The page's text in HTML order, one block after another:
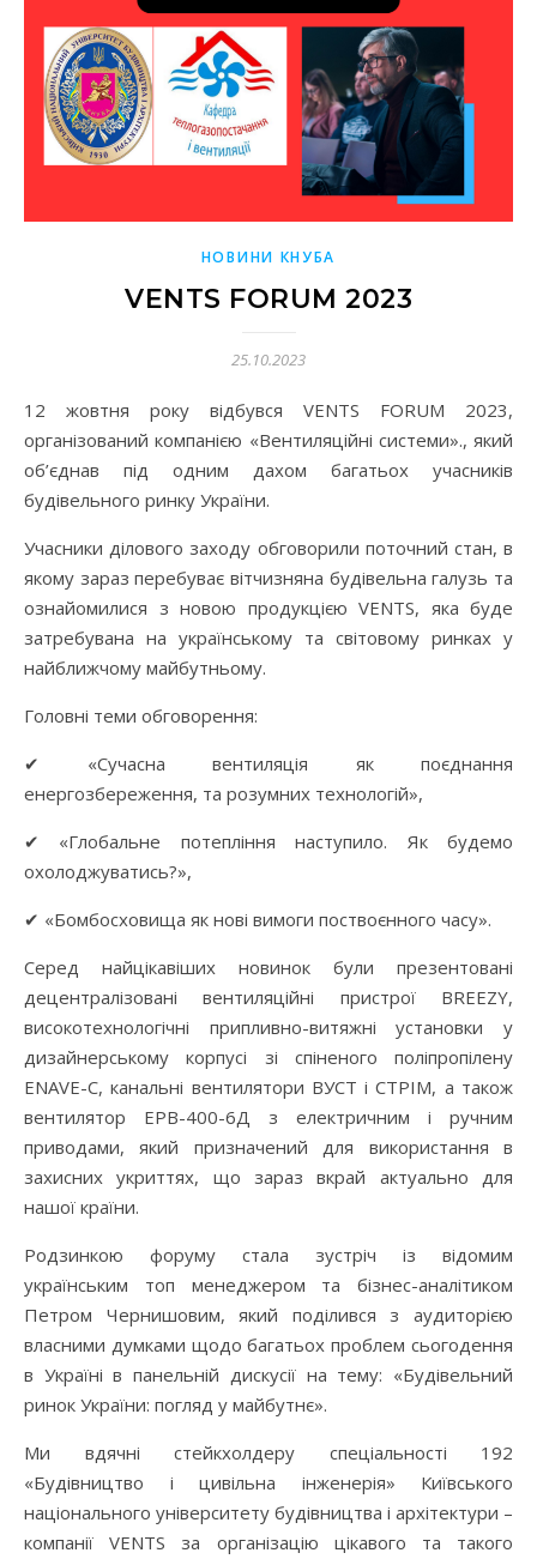
НОВИНИ КНУБА
VENTS FORUM 2023
25.10.2023
12 жовтня року відбувся VENTS FORUM 2023,
організований компанією «Вентиляційні системи»., який
об’єднав під одним дахом багатьох учасників
будівельного ринку України.
Учасники ділового заходу обговорили поточний стан, в
якому зараз перебуває вітчизняна будівельна галузь та
ознайомилися з новою продукцією VENTS, яка буде
затребувана на українському та світовому ринках у
найближчому майбутньому.
Головні теми обговорення:
✔ «Сучасна вентиляція як поєднання
енергозбереження, та розумних технологій»,
✔ «Глобальне потепління наступило. Як будемо
охолоджуватись?»,
✔ «Бомбосховища як нові вимоги поствоєнного часу».
Серед найцікавіших новинок були презентовані
децентралізовані вентиляційні пристрої BREEZY,
високотехнологічні припливно-витяжні установки у
дизайнерському корпусі зі спіненого поліпропілену
ENAVE-C, канальні вентилятори ВУСТ і СТРІМ, а також
вентилятор ЕРВ-400-6Д з електричним і ручним
приводами, який призначений для використання в
захисних укриттях, що зараз вкрай актуально для
нашої країни.
Родзинкою форуму стала зустріч із відомим
українським топ менеджером та бізнес-аналітиком
Петром Чернишовим, який поділився з аудиторією
власними думками щодо багатьох проблем сьогодення
в Україні в панельній дискусії на тему: «Будівельний
ринок України: погляд у майбутнє».
Ми вдячні стейкхолдеру спеціальності 192
«Будівництво і цивільна інженерія» Київського
національного університету будівництва і архітектури –
компанії VENTS за організацію цікавого та такого